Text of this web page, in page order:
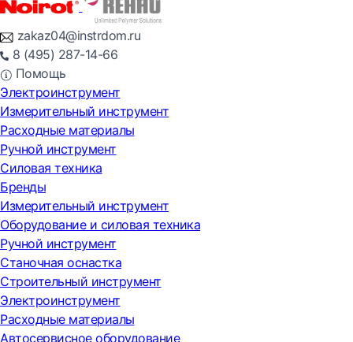
zakaz04@instrdom.ru
8 (495) 287-14-66
Помощь
Электроинструмент
Измерительный инструмент
Расходные материалы
Ручной инструмент
Силовая техника
Бренды
Измерительный инструмент
Оборудование и силовая техника
Ручной инструмент
Станочная оснастка
Строительный инструмент
Электроинструмент
Расходные материалы
Автосервисное оборудование